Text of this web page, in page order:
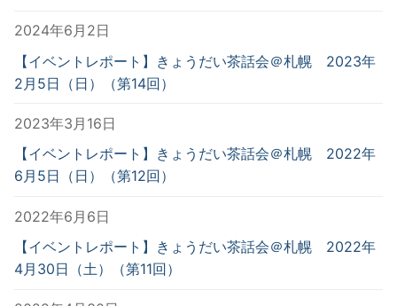
2024年6月2日
【イベントレポート】きょうだい茶話会＠札幌 2023年
2月5日（日）（第14回）
2023年3月16日
【イベントレポート】きょうだい茶話会＠札幌 2022年
6月5日（日）（第12回）
2022年6月6日
【イベントレポート】きょうだい茶話会＠札幌 2022年
4月30日（土）（第11回）